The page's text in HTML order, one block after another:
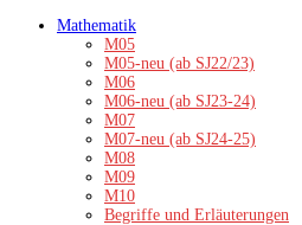
Zum
Mathematik
M05
M05-neu (ab SJ22/23)
M06
M06-neu (ab SJ23-24)
M07
M07-neu (ab SJ24-25)
M08
M09
M10
Begriffe und Erläuterungen